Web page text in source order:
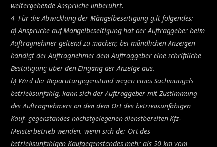
weitergehende Ansprüche unberührt.
4. Für die Abwicklung der Mängelbeseitigung gilt folgendes:
a) Ansprüche auf Mängelbeseitigung hat der Auftraggeber beim
Auftragnehmer geltend zu machen; bei mündlichen Anzeigen
händigt der Auftragnehmer dem Auftraggeber eine schriftliche
Bestätigung über den Eingang der Anzeige aus.
b) Wird der Reparaturgegenstand wegen eines Sachmangels
betriebsunfähig, kann sich der Auftraggeber mit Zustimmung
des Auftragnehmers an den dem Ort des betriebsunfähigen
Kauf- gegenstandes nächstgelegenen dienstbereiten Kfz-
Meisterbetrieb wenden, wenn sich der Ort des
betriebsunfähigen Kaufgegenstandes mehr als 50 km vom